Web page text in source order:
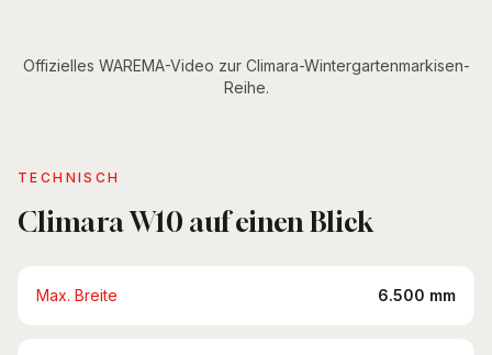
Mit Ton ansehen
Offizielles WAREMA-Video zur Climara-Wintergartenmarkisen-
Reihe.
TECHNISCH
Climara W10 auf einen Blick
Max. Breite 6.500 mm